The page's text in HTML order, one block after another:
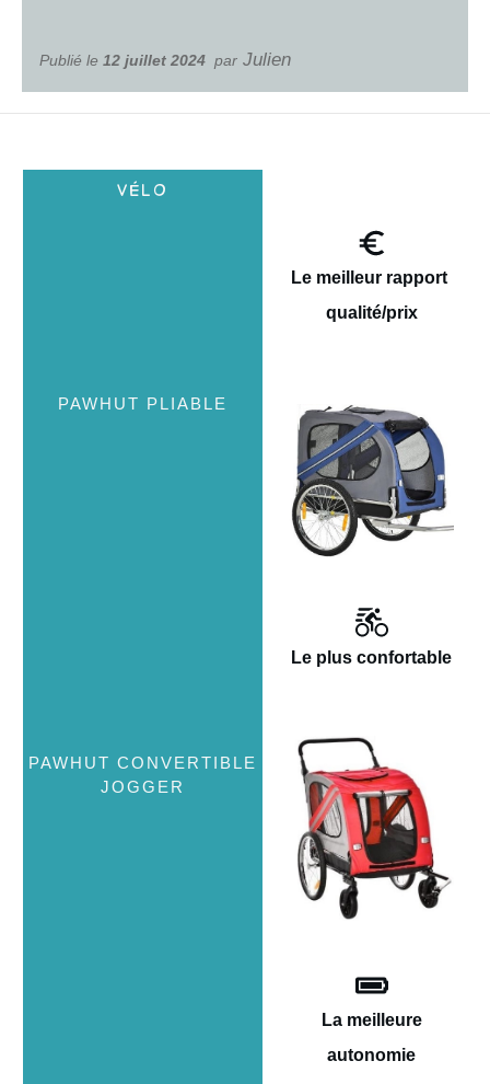
Publié le 12 juillet 2024 par Julien
Le meilleur rapport
qualité/prix
Le plus confortable
La meilleure
autonomie